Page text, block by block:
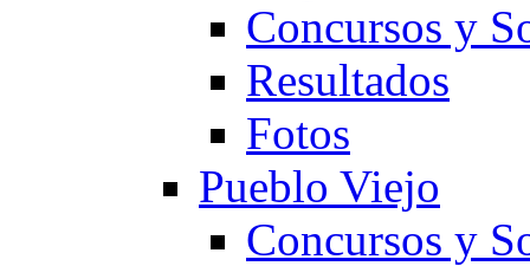
Concursos y
Resultados
Fotos
Pueblo Viejo
Concursos y